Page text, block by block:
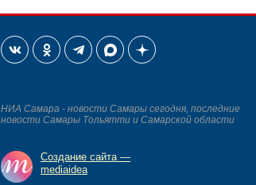
НИА Самара - новости Самары сегодня, последние
новости Самары Тольятти и Самарской области
Создание сайта —
mediaidea